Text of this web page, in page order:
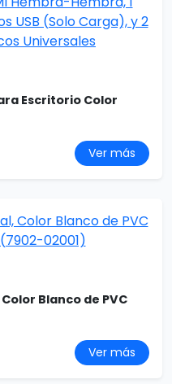
Escritorio Color
Ver más
Blanco de PVC
Ver más